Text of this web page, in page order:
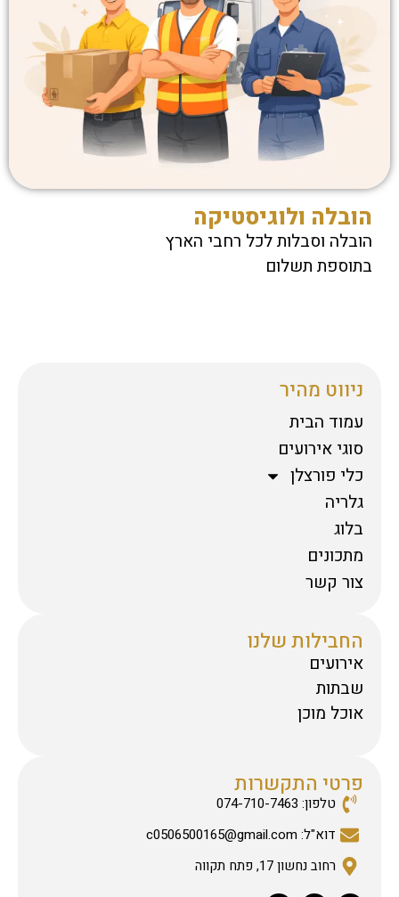
הובלה ולוגיסטיקה
הובלה וסבלות לכל רחבי הארץ
בתוספת תשלום
ניווט מהיר
עמוד הבית
סוגי אירועים
כלי פורצלן
גלריה
בלוג
מתכונים
צור קשר
החבילות שלנו
אירועים
שבתות
אוכל מוכן
פרטי התקשרות
טלפון: 074-710-7463
דוא"ל: c0506500165@gmail.com
רחוב נחשון 17, פתח תקווה